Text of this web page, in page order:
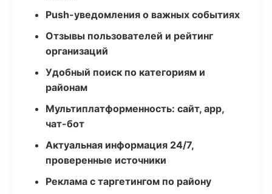
Push-уведомления о важных событиях
Отзывы пользователей и рейтинг
организаций
Удобный поиск по категориям и
районам
Мультиплатформенность: сайт, app,
чат-бот
Актуальная информация 24/7,
проверенные источники
Реклама с таргетингом по району